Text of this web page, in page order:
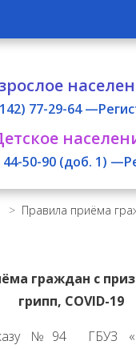
77-29-64 —
44-50-90 (доб. 1) —
> Правила приёма
граждан с
грипп, COVID-19
№94 ГБУЗ